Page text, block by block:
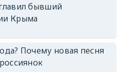
бывший
Крыма
Почему новая песня